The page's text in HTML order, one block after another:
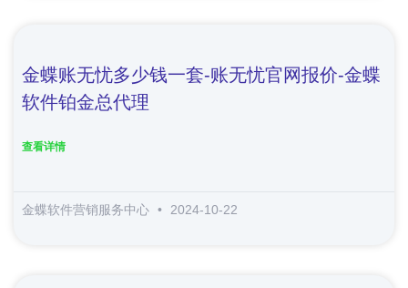
金蝶账无忧多少钱一套-账无忧官网报价-金蝶
软件铂金总代理
查看详情
金蝶软件营销服务中心 2024-10-22